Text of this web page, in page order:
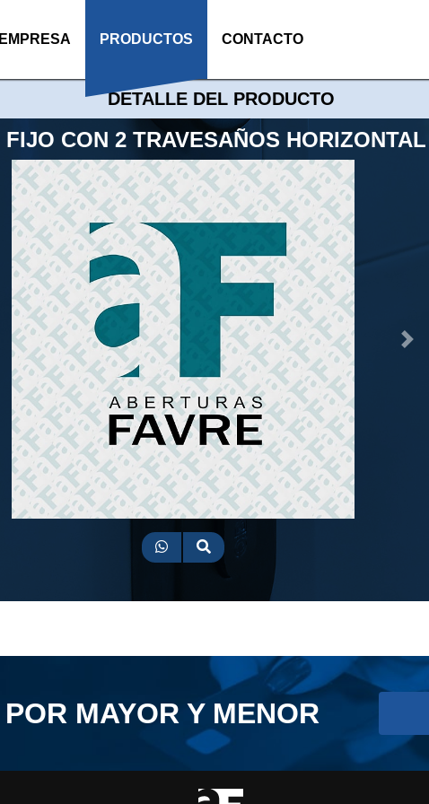
PRODUCTOS CONTACTO
DETALLE DEL PRODUCTO
FIJO CON 2 TRAVESAÑOS HORIZONTAL
Next
MAYOR Y MENOR